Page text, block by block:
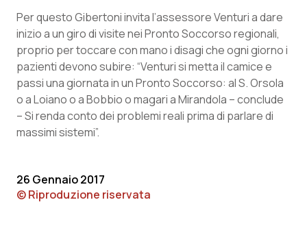
Salute orale & impianti
Sangue & coagulazione
Tiroide
Tumore al seno
Tumori del Polmone & Testa Collo
Per questo Gibertoni invita l’assessore Venturi a dare
inizio a un giro di visite nei Pronto Soccorso regionali,
proprio per toccare con mano i disagi che ogni giorno i
pazienti devono subire: “Venturi si metta il camice e
passi una giornata in un Pronto Soccorso: al S. Orsola
o a Loiano o a Bobbio o magari a Mirandola – conclude
– Si renda conto dei problemi reali prima di parlare di
massimi sistemi”.
26 Gennaio 2017
© Riproduzione riservata